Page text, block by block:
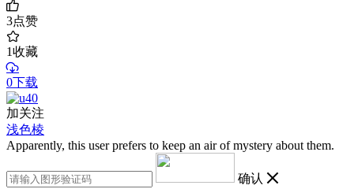
3点赞
1收藏
0下载
加关注
浅色棱
Apparently, this user prefers to keep an air of mystery about them.
确认